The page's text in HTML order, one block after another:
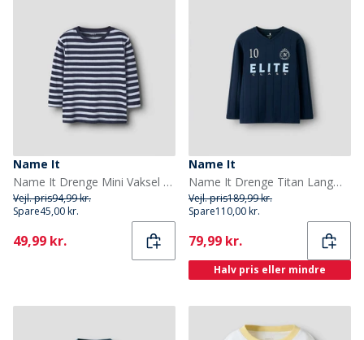
Name It
Name It Drenge Mini Vaksel Cloud Dancer Langærmet T-shirt Navy Blazer
Vejl. pris94,99 kr.
Spare45,00 kr.
Current
49,99 kr.
Name It
Name It Drenge Titan Langærmet T-shirt Navy Blazer
Vejl. pris189,99 kr.
Spare110,00 kr.
Current
79,99 kr.
Halv pris eller mindre